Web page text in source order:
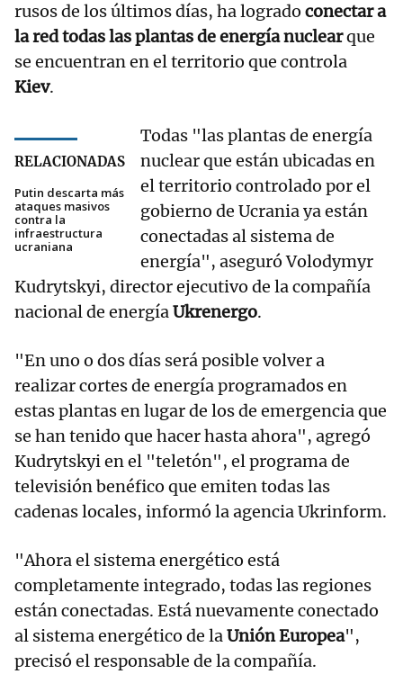
rusos de los últimos días, ha logrado conectar a
la red todas las plantas de energía nuclearque
se encuentran en el territorio que controla
Kiev.
RELACIONADAS
Putin descarta más
ataques masivos
contra la
infraestructura
ucraniana
Todas "las plantas de energía
nuclear que están ubicadas en
el territorio controlado por el
gobierno de Ucrania ya están
conectadas al sistema de
energía", aseguró Volodymyr
Kudrytskyi, director ejecutivo de la compañía
nacional de energíaUkrenergo.
"En uno o dos días será posible volver a
realizar cortes de energía programados en
estas plantas en lugar de los de emergencia que
se han tenido que hacer hasta ahora", agregó
Kudrytskyi en el "teletón", el programa de
televisión benéfico que emiten todas las
cadenas locales, informó la agencia Ukrinform.
"Ahora el sistema energético está
completamente integrado, todas las regiones
están conectadas. Está nuevamente conectado
al sistema energético de laUnión Europea",
precisó el responsable de la compañía.